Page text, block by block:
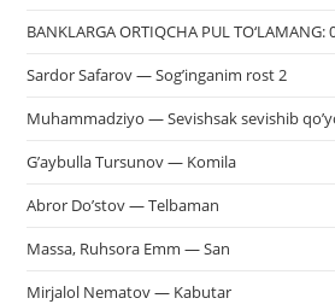
BANKLARGA ORTIQCHA PUL TO‘LAMANG:
Sardor Safarov — Sog’inganim rost 2
Muhammadziyo — Sevishsak sevishib
G’aybulla Tursunov — Komila
Abror Do’stov — Telbaman
Massa, Ruhsora Emm — San
Mirjalol Nematov — Kabutar